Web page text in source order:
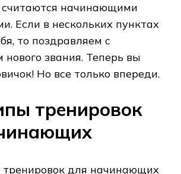
считаются начинающими
Если в нескольких пунктах
то поздравляем с
нового звания. Теперь вы
Но все только впереди.
тренировок